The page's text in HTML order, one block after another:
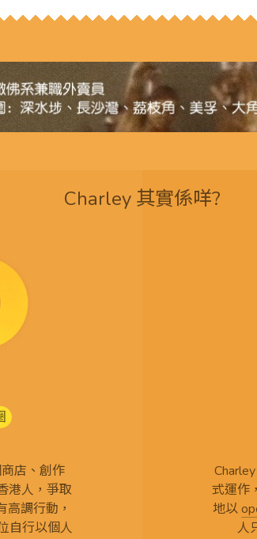
Charley 其實係咩?
店、創作
港人，爭取
調行動，
自行以個人
式運作
地以
人